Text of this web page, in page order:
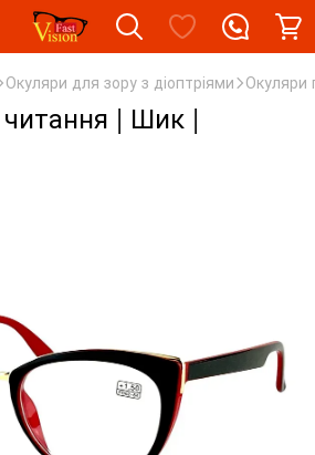
Окуляри для зору з діоптріями Окуляри
| Шик |